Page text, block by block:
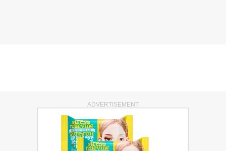
ADVERTISEMENT